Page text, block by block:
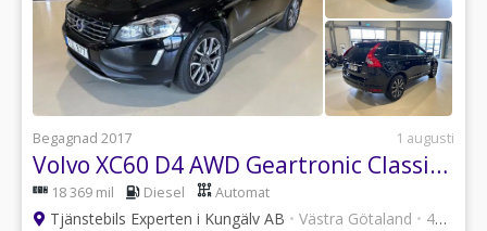
Begagnad 2017 1 augusti
Volvo XC60 D4 AWD Geartronic Classic Summum
18 369 mil Diesel Automat
Tjänstebils Experten i Kungälv AB • Västra Götaland • 47 annonser